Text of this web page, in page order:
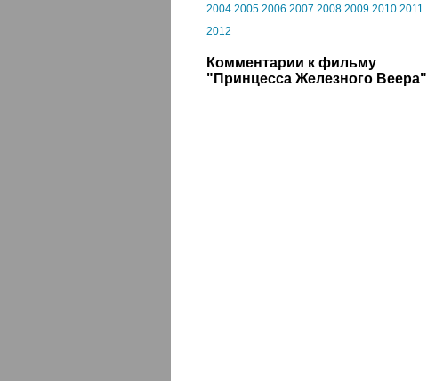
2004 2005 2006 2007 2008 2009 2010 2011
2012
Комментарии к фильму
"Принцесса Железного Веера"